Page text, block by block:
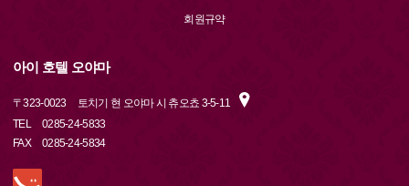
회원규약
아이 호텔 오야마
〒323-0023
토치기 현 오야마 시 츄오쵸 3-5-11
TEL
0285-24-5833
FAX
0285-24-5834